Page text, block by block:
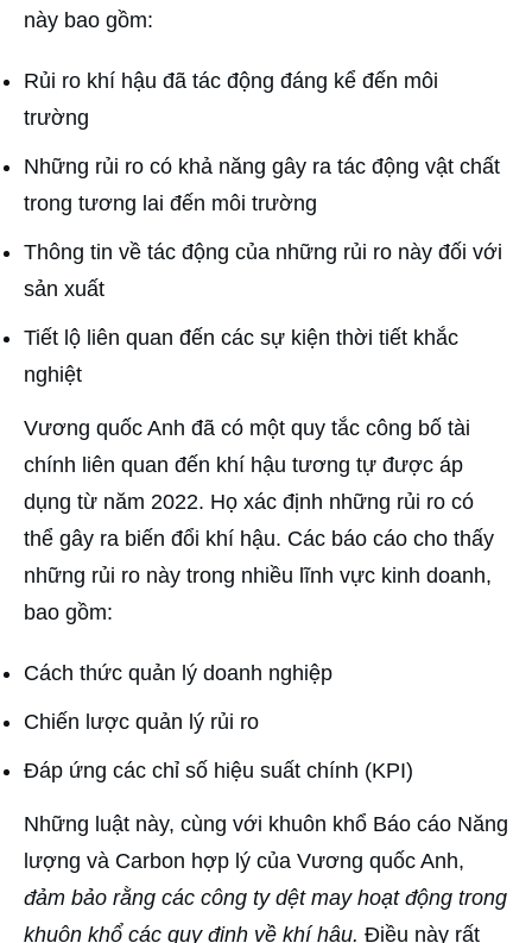
này bao gồm:
Rủi ro khí hậu đã tác động đáng kể đến môi
trường
Những rủi ro có khả năng gây ra tác động vật chất
trong tương lai đến môi trường
Thông tin về tác động của những rủi ro này đối với
sản xuất
Tiết lộ liên quan đến các sự kiện thời tiết khắc
nghiệt
Vương quốc Anh đã có một quy tắc công bố tài
chính liên quan đến khí hậu tương tự được áp
dụng từ năm 2022. Họ xác định những rủi ro có
thể gây ra biến đổi khí hậu. Các báo cáo cho thấy
những rủi ro này trong nhiều lĩnh vực kinh doanh,
bao gồm:
Cách thức quản lý doanh nghiệp
Chiến lược quản lý rủi ro
Đáp ứng các chỉ số hiệu suất chính (KPI)
Những luật này, cùng với khuôn khổ Báo cáo Năng
lượng và Carbon hợp lý của Vương quốc Anh,
đảm bảo rằng các công ty dệt may hoạt động trong
khuôn khổ các quy định về khí hậu. Điều này rất